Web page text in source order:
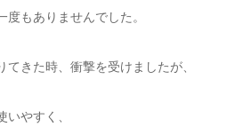
もありませんでした。
きた時、衝撃を受けましたが、
やすく、